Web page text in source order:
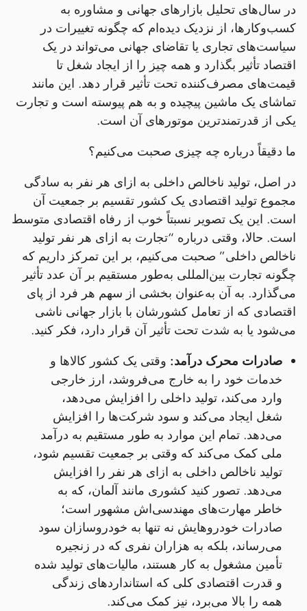
در سال‌های تحلیل بازارهای جهانی و مشاوره به
کسب‌وکارها، از نزدیک دیده‌ام که چگونه تغییرات در
سیاست‌های تجاری یا تقاضای جهانی می‌تواند در یک
اقتصاد تأثیر بگذارد و همه چیز را از ایجاد شغل تا
قیمت‌های مصرف‌کننده تحت تأثیر قرار دهد. این مانند
تماشای یک ماشین پیچیده و به هم پیوسته است و تجارت
یکی از قدرتمندترین موتورهای آن است.
ما دقیقاً درباره چه چیزی صحبت می‌کنیم؟
در اصل، تولید ناخالص داخلی به ازای هر نفر به سادگی
مجموع تولید اقتصادی یک کشور تقسیم بر جمعیت آن
است. این یک تصویر نسبتاً خوب از رفاه اقتصادی متوسط
است. حالا، وقتی درباره “تجارت به ازای هر نفر تولید
ناخالص داخلی” صحبت می‌کنیم، بر این تمرکز داریم که
چگونه تجارت بین‌المللی به‌طور مستقیم بر آن عدد تأثیر
می‌گذارد. به آن به‌عنوان بخشی از سهم هر فرد از پای
اقتصادی که از تعامل کشورشان با بازار جهانی ناشی
می‌شود یا به شدت تحت تأثیر آن قرار دارد، فکر کنید.
صادرات محرک درآمد: وقتی یک کشور کالاها و
خدمات خود را به خارج می‌فروشد، ارز خارجی
وارد می‌کند، تولید داخلی را افزایش می‌دهد،
شغل ایجاد می‌کند و سود شرکت‌ها را افزایش
می‌دهد. تمام این موارد به طور مستقیم به درآمد
ملی کمک می‌کند که وقتی بر جمعیت تقسیم شود،
تولید ناخالص داخلی به ازای هر نفر را افزایش
می‌دهد. تصور کنید کشوری مانند آلمان، که به
خاطر مهارت‌های مهندسی‌اش مشهور است؛
صادرات خودروهایش نه تنها به خودروسازان سود
می‌رساند، بلکه به هزاران نفری که در زنجیره
تأمین مشغول به کار هستند، مالیات‌های تولید شده
و قدرت اقتصادی کلی که استانداردهای زندگی
همه را بالا می‌برد، نیز کمک می‌کند.